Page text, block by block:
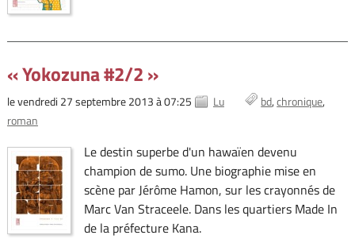
« Yokozuna #2/2 »
le vendredi 27 septembre 2013 à 07:25 Lu bd chronique
roman
Le destin superbe d'un hawaïen devenu
champion de sumo. Une biographie mise en
scène par Jérôme Hamon, sur les crayonnés de
Marc Van Straceele. Dans les quartiers Made In
de la préfecture Kana.